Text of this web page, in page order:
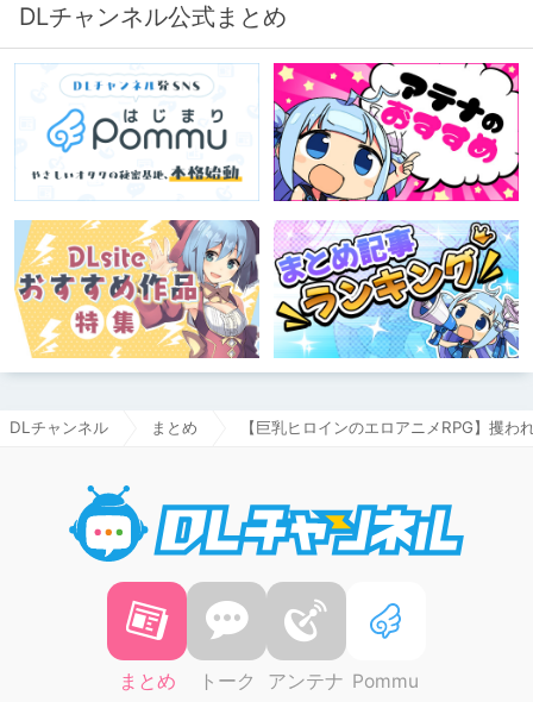
DLチャンネル公式まとめ
DLチャンネル まとめ 【巨乳ヒロインのエロアニメRPG】攫
まとめ トーク アンテナ Pommu